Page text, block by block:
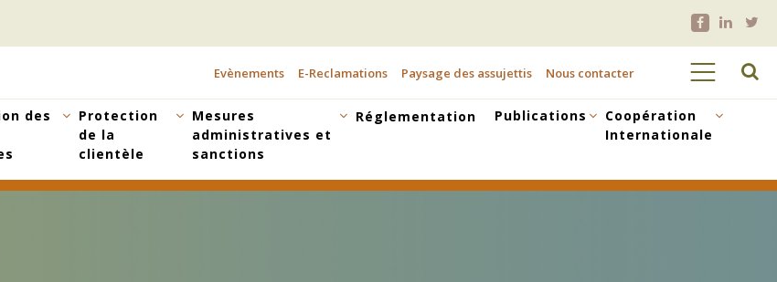
MENU
Evènements E-Reclamations Paysage des assujettis Nous contacter
des
Protection
de la
clientèle
Mesures
administratives et
sanctions
Réglementation Publications
Coopération
Internationale